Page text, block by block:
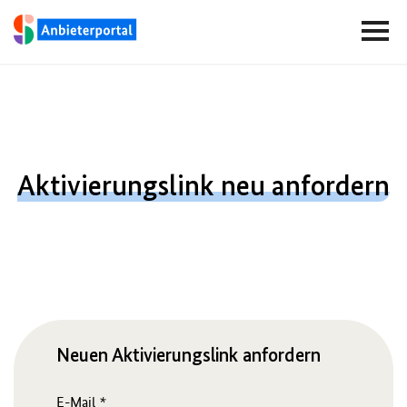
Navigationsbereich
Zur Startseite - SGB2 Bildungsmarkt
Aktivierungslink neu anfordern
Neuen Aktivierungslink anfordern
E-Mail *